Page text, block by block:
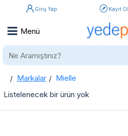
Giriş Yap Kayıt Ol
Ne
home
Markalar
Mielle
Listelenecek bir ürün yok